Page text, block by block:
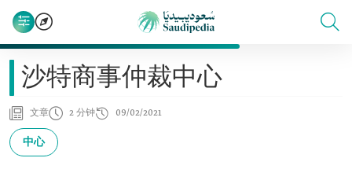
沙特商事仲裁中心
文章 2 分钟 09/02/2021
中心